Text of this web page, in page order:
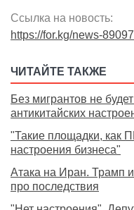
Ссылка на новость:
https://for.kg/news-
ЧИТАЙТЕ ТАКЖЕ
Без мигрантов не
антикитайских
"Такие площадки, как
настроения бизнеса"
Атака на Иран. Трамп
про последствия